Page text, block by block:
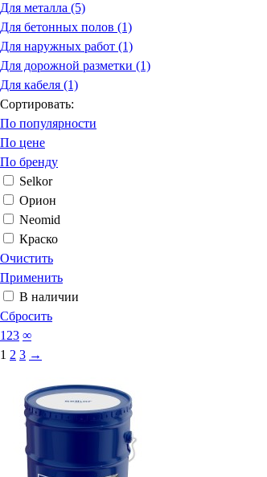
Для металла (5)
Для бетонных полов (1)
Для наружных работ (1)
Для дорожной разметки (1)
Для кабеля (1)
Сортировать:
По популярности
По цене
По бренду
Selkor
Орион
Neomid
Краско
Очистить
Применить
В наличии
Сбросить
123 ∞
1 2 3 →